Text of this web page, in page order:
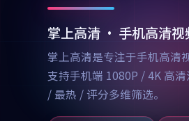
掌上高清 · 手机高清
掌上高清是专注于手机高清
支持手机端 1080P / 4K 高
/ 最热 / 评分多维筛选。